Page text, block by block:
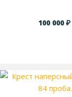
100 000 ₽